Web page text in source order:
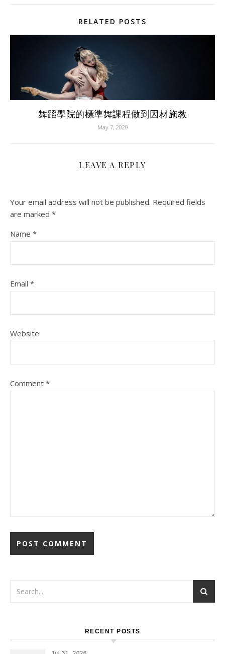
RELATED POSTS
舞蹈學院的標準舞課程做到因材施教
May 7, 2020
LEAVE A REPLY
Your email address will not be published. Required fields
are marked *
Name *
Email *
Website
Comment *
RECENT POSTS